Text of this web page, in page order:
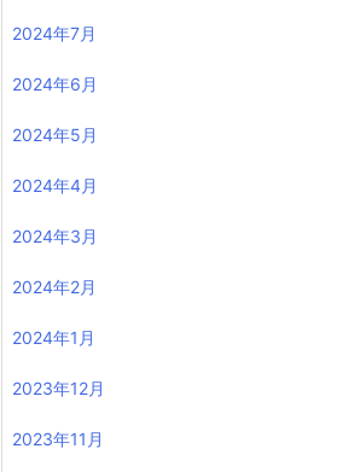
2024年7月
2024年6月
2024年5月
2024年4月
2024年3月
2024年2月
2024年1月
2023年12月
2023年11月